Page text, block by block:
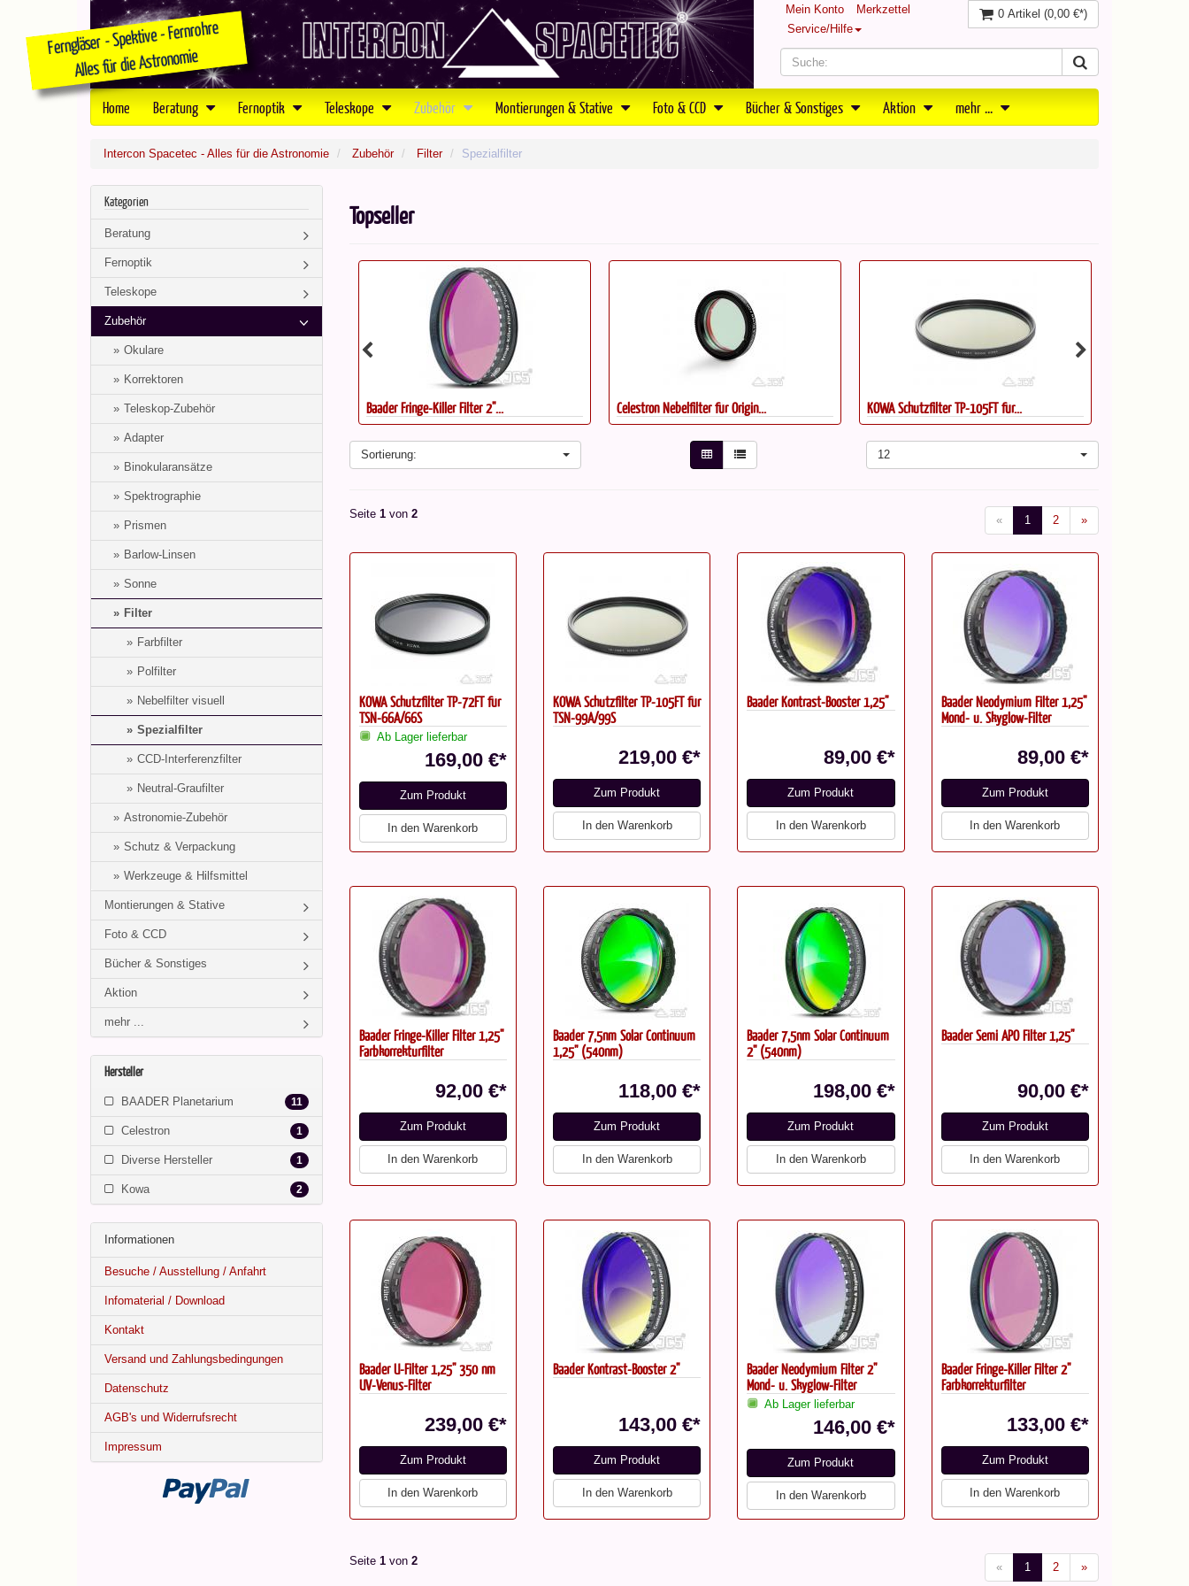
Mein Konto
Merkzettel
Service/Hilfe
0 Artikel (0,00 €*)
Home Beratung Fernoptik Teleskope Zubehör Montierungen & Stative Foto & CCD Bücher & Sonstiges Aktion mehr ...
Intercon Spacetec - Alles für die Astronomie Zubehör Filter Spezialfilter
Kategorien
Beratung
Fernoptik
Teleskope
Zubehör
Okulare
Korrektoren
Teleskop-Zubehör
Adapter
Binokularansätze
Spektrographie
Prismen
Barlow-Linsen
Sonne
Filter
Farbfilter
Polfilter
Nebelfilter visuell
Spezialfilter
CCD-Interferenzfilter
Neutral-Graufilter
Astronomie-Zubehör
Schutz & Verpackung
Werkzeuge & Hilfsmittel
Montierungen & Stative
Foto & CCD
Bücher & Sonstiges
Aktion
mehr ...
Hersteller
BAADER Planetarium 11
Celestron 1
Diverse Hersteller 1
Kowa 2
Informationen
Besuche / Ausstellung / Anfahrt
Infomaterial / Download
Kontakt
Versand und Zahlungsbedingungen
Datenschutz
AGB's und Widerrufsrecht
Impressum
Topseller
Baader U-Filter 2" UV-Venus-Filter Baader Fringe-Killer Filter 2"... Celestron Nebelfilter für Origin... KOWA Schutzfilter TP-105FT für...
Sortierung: 12
Seite 1von 2 « 1 2 »
KOWA Schutzfilter TP-72FT für
TSN-66A/66S
Ab Lager lieferbar
169,00 €*
Zum Produkt
In den Warenkorb
KOWA Schutzfilter TP-105FT für
TSN-99A/99S
219,00 €*
Zum Produkt
In den Warenkorb
Baader Kontrast-Booster 1,25"
89,00 €*
Zum Produkt
In den Warenkorb
Baader Neodymium Filter 1,25"
Mond- u. Skyglow-Filter
89,00 €*
Zum Produkt
In den Warenkorb
Baader Fringe-Killer Filter 1,25"
Farbkorrekturfilter
92,00 €*
Zum Produkt
In den Warenkorb
Baader 7,5nm Solar Continuum
1,25" (540nm)
118,00 €*
Zum Produkt
In den Warenkorb
Baader 7,5nm Solar Continuum
2" (540nm)
198,00 €*
Zum Produkt
In den Warenkorb
Baader Semi APO Filter 1,25"
90,00 €*
Zum Produkt
In den Warenkorb
Baader U-Filter 1,25" 350 nm
UV-Venus-Filter
239,00 €*
Zum Produkt
In den Warenkorb
Baader Kontrast-Booster 2"
143,00 €*
Zum Produkt
In den Warenkorb
Baader Neodymium Filter 2"
Mond- u. Skyglow-Filter
Ab Lager lieferbar
146,00 €*
Zum Produkt
In den Warenkorb
Baader Fringe-Killer Filter 2"
Farbkorrekturfilter
133,00 €*
Zum Produkt
In den Warenkorb
Seite 1von 2 « 1 2 »